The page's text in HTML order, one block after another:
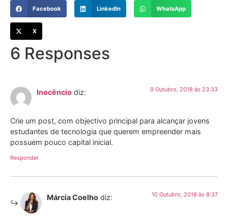
Facebook LinkedIn WhatsApp
X
6 Responses
Inocêncio diz: 9 Outubro, 2018 às 23:33
Crie um post, com objectivo principal para alcançar jovens
estudantes de tecnologia que querem empreender mais
possuem pouco capital inicial.
Responder
Márcia Coelho diz: 10 Outubro, 2018 às 8:37